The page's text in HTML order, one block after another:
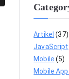
Artikel (37)
JavaScript
Mobile (5)
Mobile